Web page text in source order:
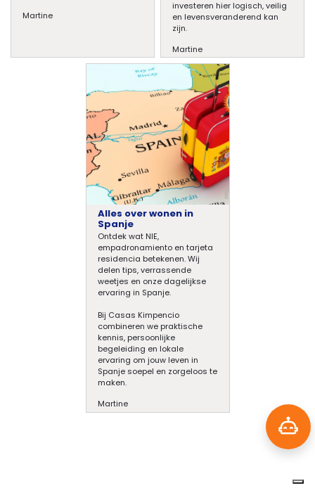
Martine
investeren hier logisch, veilig
en levensveranderend kan
zijn.
Martine
Alles over wonen in
Spanje
Ontdek wat NIE,
empadronamiento en tarjeta
residencia betekenen. Wij
delen tips, verrassende
weetjes en onze dagelijkse
ervaring in Spanje.
Bij Casas Kimpencio
combineren we praktische
kennis, persoonlijke
begeleiding en lokale
ervaring om jouw leven in
Spanje soepel en zorgeloos te
maken.
Martine